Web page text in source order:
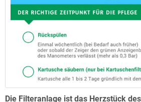
Die Filteranlage ist das Herzstück